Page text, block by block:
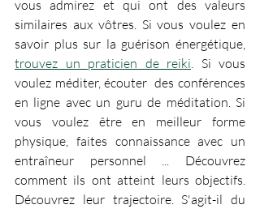
vous admirez et qui ont des valeurs
similaires aux vôtres. Si vous voulez en
trouvez un praticien de reiki . Si vous
voulez méditer, écouter  des conférences
en ligne avec un guru de méditation. Si
vous voulez être en meilleur forme
physique, faites connaissance avec un
entraîneur personnel ... Découvrez
comment ils ont atteint leurs objectifs.
Découvrez leur trajectoire. S'agit-il du